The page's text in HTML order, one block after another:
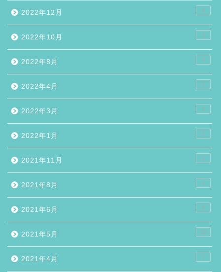
2022年12月 4
2022年10月 3
2022年8月 4
2022年4月 2
2022年3月 3
2022年1月 2
2021年11月 2
2021年8月 2
2021年6月 5
2021年5月 10
2021年4月 7